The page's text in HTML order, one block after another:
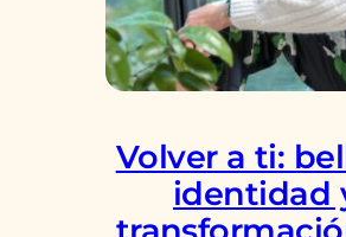
Volver a ti:
identidad